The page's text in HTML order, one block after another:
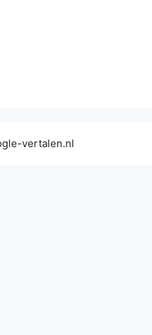
vertalen.nl